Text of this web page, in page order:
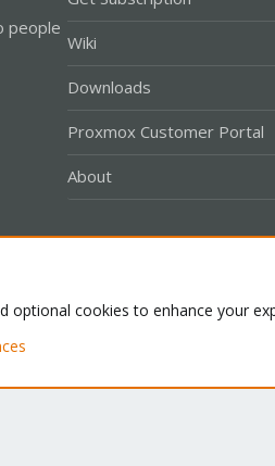
people
Wiki
Downloads
Proxmox Customer Portal
About
optional cookies to enhance your